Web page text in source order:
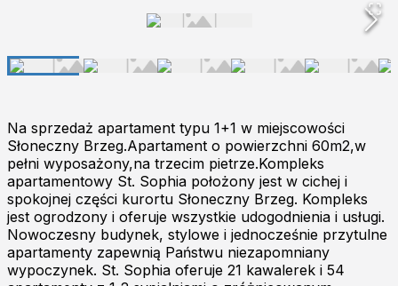
Na sprzedaż apartament typu 1+1 w miejscowości
Słoneczny Brzeg.Apartament o powierzchni 60m2,w
pełni wyposażony,na trzecim pietrze.Kompleks
apartamentowy St. Sophia położony jest w cichej i
spokojnej części kurortu Słoneczny Brzeg. Kompleks
jest ogrodzony i oferuje wszystkie udogodnienia i usługi.
Nowoczesny budynek, stylowe i jednocześnie przytulne
apartamenty zapewnią Państwu niezapomniany
wypoczynek. St. Sophia oferuje 21 kawalerek i 54